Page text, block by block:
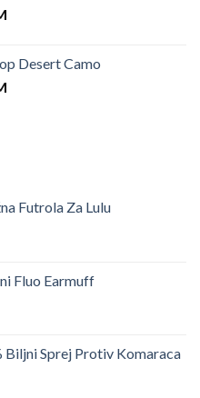
Current
12.00 KM.
Desert Camo
Current
Futrola Za Lulu
Fluo Earmuff
Biljni Sprej Protiv Komaraca